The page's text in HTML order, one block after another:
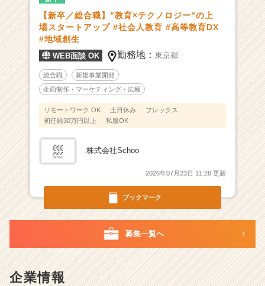
チ
ャ
|
ベ
ン
チ
ャ
ー・
企
ら
カ
ウ
ト
が
ブックマーク
【新卒／総合職】”教育×テクノロジー”の上
場スタートアップ #社会人教育 #高等教育DX
#地域創生
WEB面談 OK 勤務地：東京都
総合職 新規事業開発
企画制作・マーケティング・広報
リモートワーク OK 土日休み
フレックス
初任給30万円以上
私服OK
株式会社Schoo
2026年07月23日 11:28 更新
募集一覧へ
企業情報